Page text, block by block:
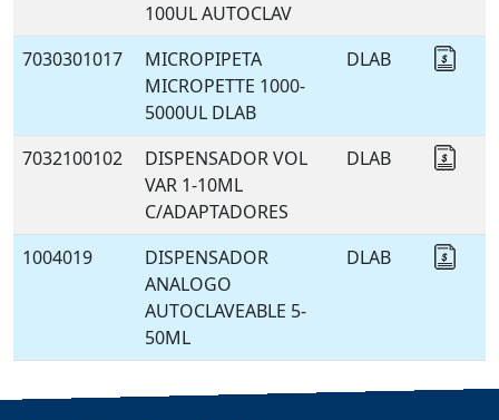
100UL AUTOCLAV
7030301017
MICROPIPETA
MICROPETTE 1000-
5000UL DLAB
DLAB
7032100102
DISPENSADOR VOL
VAR 1-10ML
C/ADAPTADORES
DLAB
1004019
DISPENSADOR
ANALOGO
AUTOCLAVEABLE 5-
50ML
DLAB